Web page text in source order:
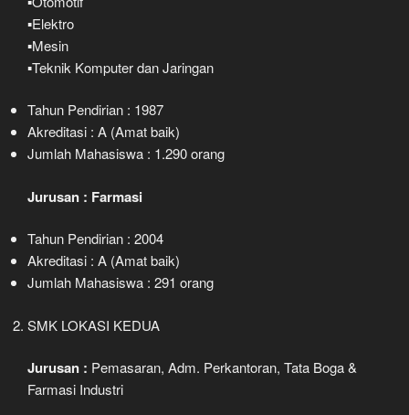
▪️Elektro
▪️Mesin
▪️Teknik Komputer dan Jaringan
Tahun Pendirian : 1987
Akreditasi : A (Amat baik)
Jumlah Mahasiswa : 1.290 orang
Jurusan : Farmasi
Tahun Pendirian : 2004
Akreditasi : A (Amat baik)
Jumlah Mahasiswa : 291 orang
SMK LOKASI KEDUA
Jurusan : Pemasaran, Adm. Perkantoran, Tata Boga &
Farmasi Industri